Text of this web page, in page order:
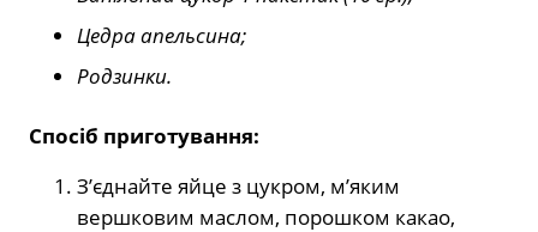
Цедра апельсина;
Родзинки.
Спосіб приготування:
З’єднайте яйце з цукром, м’яким
вершковим маслом, порошком какао,